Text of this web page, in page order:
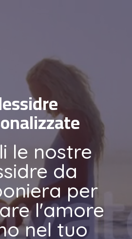
le nostre
da
per
l'amore
nel tuo